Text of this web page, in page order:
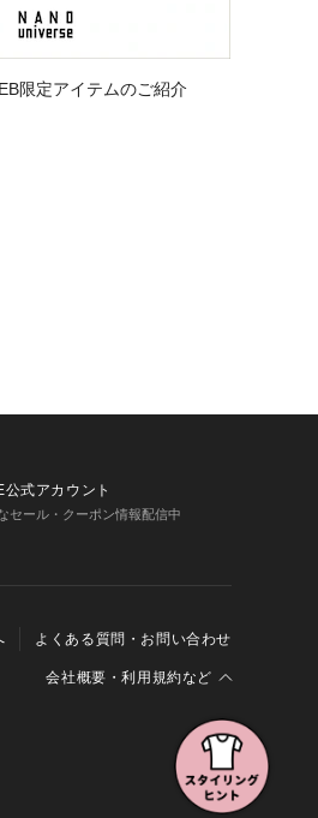
限定アイテムのご紹介
公式アカウント
セール・クーポン情報配信中
よくある質問・お問い合わせ
会社概要・利用規約など
商取引に関する法律に基づく表示
よびアクセスログについて
シャルメディアガイドライン